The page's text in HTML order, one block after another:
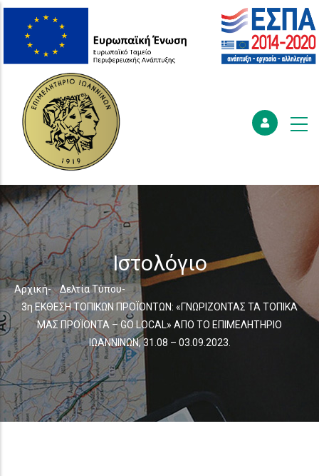
Ιστολόγιο
Breadcrumb
Αρχική- Δελτία Τύπου-
3η ΕΚΘΕΣΗ ΤΟΠΙΚΩΝ ΠΡΟΪΟΝΤΩΝ: «ΓΝΩΡΙΖΟΝΤΑΣ ΤΑ ΤΟΠΙΚΑ
ΜΑΣ ΠΡΟΪΟΝΤΑ – GO LOCAL» ΑΠΟ ΤΟ ΕΠΙΜΕΛΗΤΗΡΙΟ
ΙΩΑΝΝΙΝΩΝ, 31.08 – 03.09.2023.